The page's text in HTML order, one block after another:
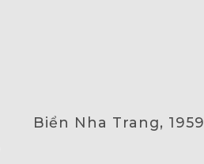
Biển Nha Trang, 1959